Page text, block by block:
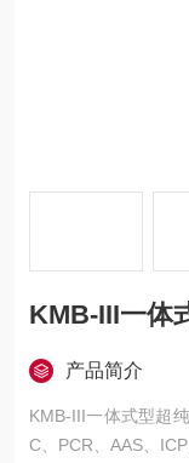
KMB-III一体
产品简介
KMB-III一体式型超
C、PCR、AAS、